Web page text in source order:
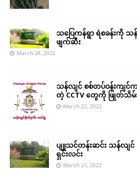
သပြေကန်ရွာ ရဲစခန်းကို သ
ဖျက်ဆီး
March 28, 2022
သန်လျင် စစ်တပ်ဝန်းကျင်
တဲ့ CCTV တွေကို ဖြုတ်သိမ်း
March 22, 2022
ပျူသင်တန်းဆင်း သန်လျင်
ရှင်းလင်း
March 21, 2022